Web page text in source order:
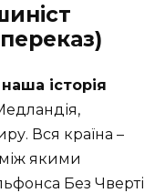
історія
Вся країна –
якими
Без Чверті